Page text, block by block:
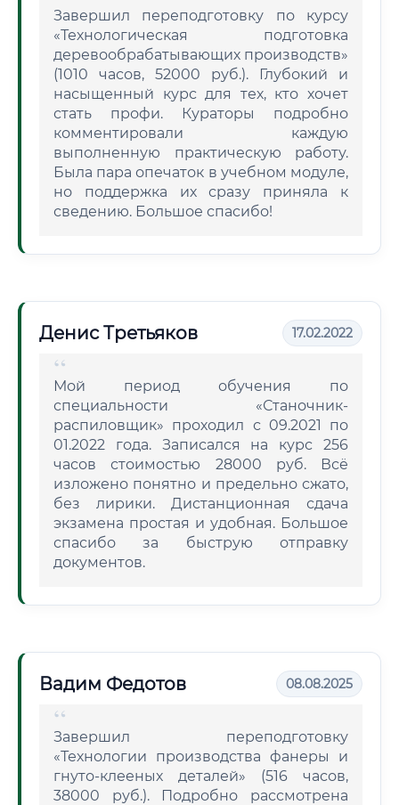
Завершил переподготовку по курсу
«Технологическая подготовка
деревообрабатывающих производств»
(1010 часов, 52000 руб.). Глубокий и
насыщенный курс для тех, кто хочет
стать профи. Кураторы подробно
комментировали каждую
выполненную практическую работу.
Была пара опечаток в учебном модуле,
но поддержка их сразу приняла к
сведению. Большое спасибо!
Денис Третьяков 17.02.2022
Мой период обучения по
специальности «Станочник-
распиловщик» проходил с 09.2021 по
01.2022 года. Записался на курс 256
часов стоимостью 28000 руб. Всё
изложено понятно и предельно сжато,
без лирики. Дистанционная сдача
экзамена простая и удобная. Большое
спасибо за быструю отправку
документов.
Вадим Федотов 08.08.2025
Завершил переподготовку
«Технологии производства фанеры и
гнуто-клееных деталей» (516 часов,
38000 руб.). Подробно рассмотрена